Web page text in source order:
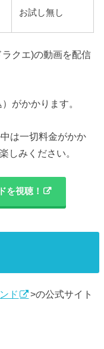
お試し無し
クエ)の動画を配信
がかかります。
は一切料金がかか
しみください。
を視聴！
ド
>の公式サイト